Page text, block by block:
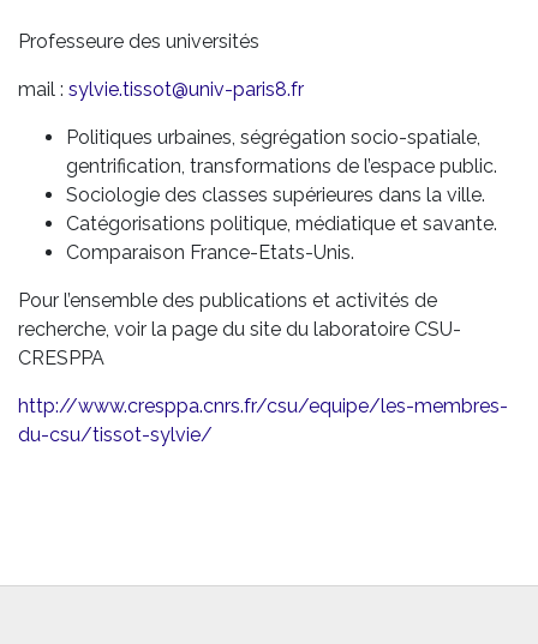
Professeure des universités
mail : sylvie.tissot@univ-paris8.fr
Politiques urbaines, ségrégation socio-spatiale,
gentrification, transformations de l’espace public.
Sociologie des classes supérieures dans la ville.
Catégorisations politique, médiatique et savante.
Comparaison France-Etats-Unis.
Pour l’ensemble des publications et activités de
recherche, voir la page du site du laboratoire CSU-
CRESPPA
http://www.cresppa.cnrs.fr/csu/equipe/les-membres-
du-csu/tissot-sylvie/